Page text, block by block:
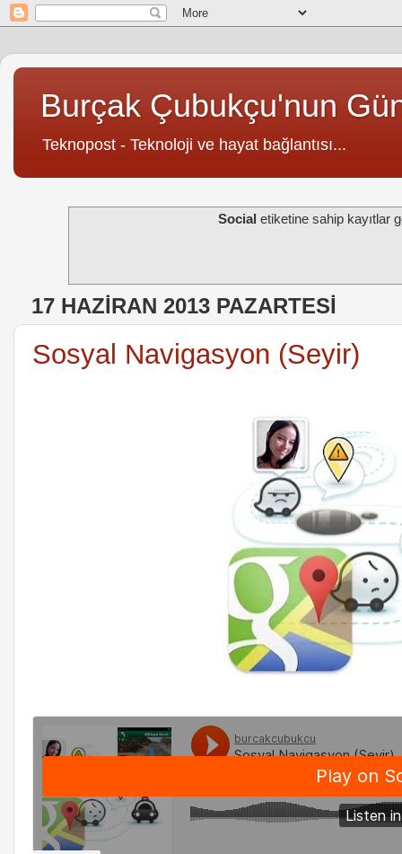
Burçak Çubukçu'nun
Teknopost - Teknoloji ve hayat bağlantısı...
Social etiketine sahip kayıtlar
17 HAZIRAN 2013 PAZARTESI
Sosyal Navigasyon (Seyir)